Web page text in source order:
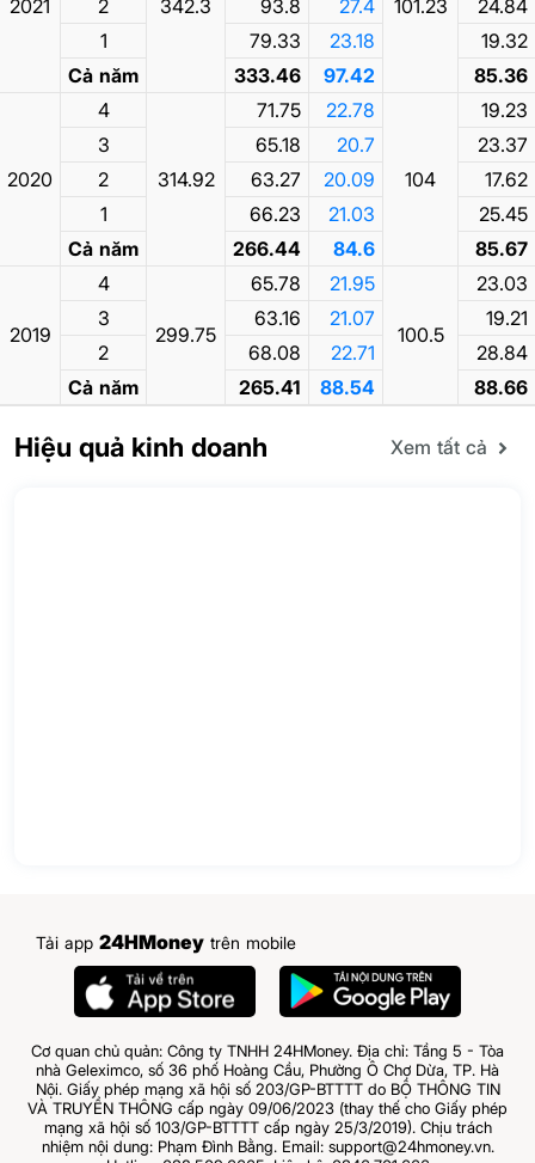
2021 342.3 101.23
2
93.8 27.4
24.84
1
79.33 23.18
19.32
Cả năm
333.46 97.42 85.36
2020
4
314.92
71.75 22.78
104
19.23
3
65.18 20.7
23.37
2
63.27 20.09
17.62
1
66.23 21.03
25.45
Cả năm
266.44 84.6 85.67
2019
4
299.75
65.78 21.95
100.5
23.03
3
63.16 21.07
19.21
2
68.08 22.71
28.84
Cả năm
265.41 88.54 88.66
Hiệu quả kinh doanh Xem tất cả
Tải app 24HMoney trên mobile
Cơ quan chủ quản: Công ty TNHH 24HMoney. Địa chỉ: Tầng 5 - Tòa
nhà Geleximco, số 36 phố Hoàng Cầu, Phường Ô Chợ Dừa, TP. Hà
Nội. Giấy phép mạng xã hội số 203/GP-BTTTT do BỘ THÔNG TIN
VÀ TRUYỀN THÔNG cấp ngày 09/06/2023 (thay thế cho Giấy phép
mạng xã hội số 103/GP-BTTTT cấp ngày 25/3/2019). Chịu trách
nhiệm nội dung: Phạm Đình Bằng. Email: support@24hmoney.vn.